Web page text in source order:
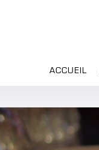
ACCUEIL